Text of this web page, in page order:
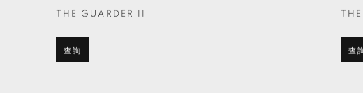
THE GUARDER II
查詢 查